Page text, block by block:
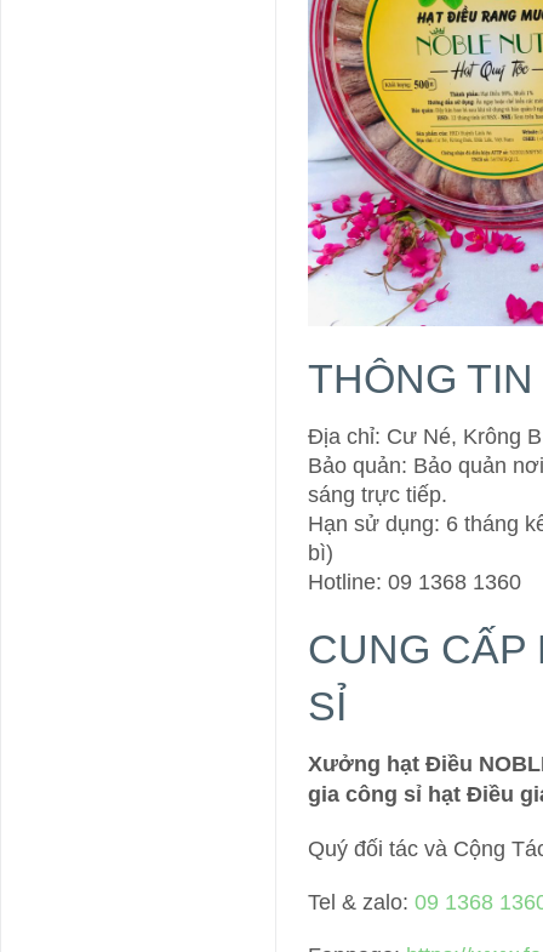
THÔNG
Địa chỉ: Cư Né, Krông
Bảo quản: Bảo quản
sáng trực tiếp.
Hạn sử dụng: 6 tháng
bì)
Hotline: 09 1368 1360
CUNG CẤP
SỈ
Xưởng hạt Điều
gia công sỉ hạt Điều
Quý đối tác và Cộng
Tel & zalo: 09 1368